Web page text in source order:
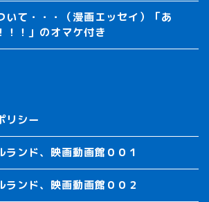
いて・・・（漫画エッセイ）「あ
！！」のオマケ付き
リシー
ランド、映画動画館００１
ランド、映画動画館００２